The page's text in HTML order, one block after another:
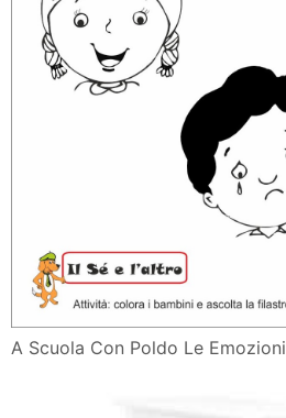
A Scuola Con Poldo Le Emozioni